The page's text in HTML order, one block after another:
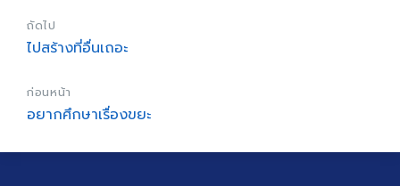
ถัดไป
ไปสร้างที่อื่นเถอะ
ก่อนหน้า
อยากศึกษาเรื่องขยะ